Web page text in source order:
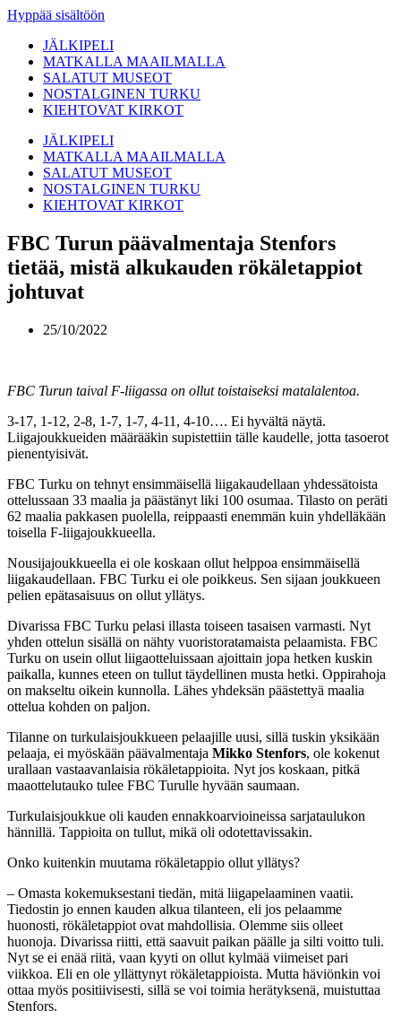
Hyppää sisältöön
JÄLKIPELI
MATKALLA MAAILMALLA
SALATUT MUSEOT
NOSTALGINEN TURKU
KIEHTOVAT KIRKOT
JÄLKIPELI
MATKALLA MAAILMALLA
SALATUT MUSEOT
NOSTALGINEN TURKU
KIEHTOVAT KIRKOT
FBC Turun päävalmentaja Stenfors
tietää, mistä alkukauden rökäletappiot
johtuvat
25/10/2022
FBC Turun taival F-liigassa on ollut toistaiseksi matalalentoa.
3-17, 1-12, 2-8, 1-7, 1-7, 4-11, 4-10…. Ei hyvältä näytä.
Liigajoukkueiden määrääkin supistettiin tälle kaudelle, jotta tasoerot
pienentyisivät.
FBC Turku on tehnyt ensimmäisellä liigakaudellaan yhdessätoista
ottelussaan 33 maalia ja päästänyt liki 100 osumaa. Tilasto on peräti
62 maalia pakkasen puolella, reippaasti enemmän kuin yhdelläkään
toisella F-liigajoukkueella.
Nousijajoukkueella ei ole koskaan ollut helppoa ensimmäisellä
liigakaudellaan. FBC Turku ei ole poikkeus. Sen sijaan joukkueen
pelien epätasaisuus on ollut yllätys.
Divarissa FBC Turku pelasi illasta toiseen tasaisen varmasti. Nyt
yhden ottelun sisällä on nähty vuoristoratamaista pelaamista. FBC
Turku on usein ollut liigaotteluissaan ajoittain jopa hetken kuskin
paikalla, kunnes eteen on tullut täydellinen musta hetki. Oppirahoja
on makseltu oikein kunnolla. Lähes yhdeksän päästettyä maalia
ottelua kohden on paljon.
Tilanne on turkulaisjoukkueen pelaajille uusi, sillä tuskin yksikään
pelaaja, ei myöskään päävalmentaja Mikko Stenfors, ole kokenut
urallaan vastaavanlaisia rökäletappioita. Nyt jos koskaan, pitkä
maaottelutauko tulee FBC Turulle hyvään saumaan.
Turkulaisjoukkue oli kauden ennakkoarvioineissa sarjataulukon
hännillä. Tappioita on tullut, mikä oli odotettavissakin.
Onko kuitenkin muutama rökäletappio ollut yllätys?
– Omasta kokemuksestani tiedän, mitä liigapelaaminen vaatii.
Tiedostin jo ennen kauden alkua tilanteen, eli jos pelaamme
huonosti, rökäletappiot ovat mahdollisia. Olemme siis olleet
huonoja. Divarissa riitti, että saavuit paikan päälle ja silti voitto tuli.
Nyt se ei enää riitä, vaan kyyti on ollut kylmää viimeiset pari
viikkoa. Eli en ole yllättynyt rökäletappioista. Mutta häviönkin voi
ottaa myös positiivisesti, sillä se voi toimia herätyksenä, muistuttaa
Stenfors.